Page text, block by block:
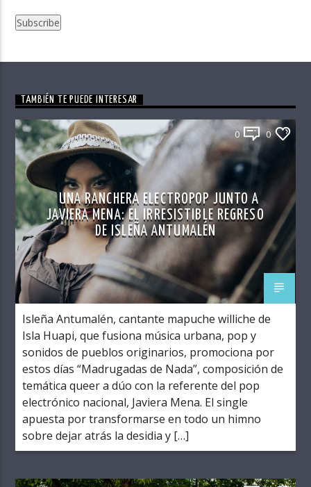
TAMBIÉN TE PUEDE INTERESAR
0 0
UNA RANCHERA ELECTROPOP JUNTO A
JAVIERA MENA: EL IRRESISTIBLE REGRESO
DE ISLEÑA ANTUMALÉN
Isleña Antumalén, cantante mapuche williche de
Isla Huapi, que fusiona música urbana, pop y
sonidos de pueblos originarios, promociona por
estos días “Madrugadas de Nada”, composición de
temática queer a dúo con la referente del pop
electrónico nacional, Javiera Mena. El single
apuesta por transformarse en todo un himno
sobre dejar atrás la desidia y […]